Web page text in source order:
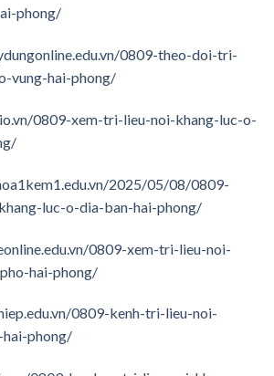
phong/
0809-theo-doi-tri-
vung-hai-phong/
0809-xem-tri-lieu-noi-khang-luc-o-
2025/05/08/0809-
luc-o-dia-ban-hai-phong/
0809-xem-tri-lieu-noi-
hai-phong/
0809-kenh-tri-lieu-noi-
phong/